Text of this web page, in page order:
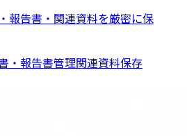
報告書・関連資料を厳密に保
・報告書管理関連資料保存